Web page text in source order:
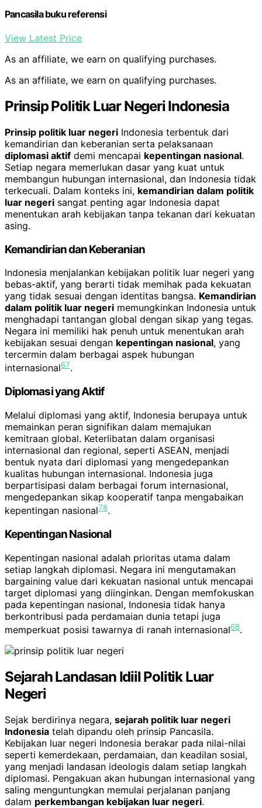
Pancasila buku referensi
View Latest Price
As an affiliate, we earn on qualifying purchases.
As an affiliate, we earn on qualifying purchases.
Prinsip Politik Luar Negeri Indonesia
Prinsip politik luar negeri Indonesia terbentuk dari
kemandirian dan keberanian serta pelaksanaan
diplomasi aktif demi mencapai kepentingan nasional.
Setiap negara memerlukan dasar yang kuat untuk
membangun hubungan internasional, dan Indonesia tidak
terkecuali. Dalam konteks ini, kemandirian dalam politik
luar negeri sangat penting agar Indonesia dapat
menentukan arah kebijakan tanpa tekanan dari kekuatan
asing.
Kemandirian dan Keberanian
Indonesia menjalankan kebijakan politik luar negeri yang
bebas-aktif, yang berarti tidak memihak pada kekuatan
yang tidak sesuai dengan identitas bangsa. Kemandirian
dalam politik luar negeri memungkinkan Indonesia untuk
menghadapi tantangan global dengan sikap yang tegas.
Negara ini memiliki hak penuh untuk menentukan arah
kebijakan sesuai dengan kepentingan nasional, yang
tercermin dalam berbagai aspek hubungan
internasional67.
Diplomasi yang Aktif
Melalui diplomasi yang aktif, Indonesia berupaya untuk
memainkan peran signifikan dalam memajukan
kemitraan global. Keterlibatan dalam organisasi
internasional dan regional, seperti ASEAN, menjadi
bentuk nyata dari diplomasi yang mengedepankan
kualitas hubungan internasional. Indonesia juga
berpartisipasi dalam berbagai forum internasional,
mengedepankan sikap kooperatif tanpa mengabaikan
kepentingan nasional78.
Kepentingan Nasional
Kepentingan nasional adalah prioritas utama dalam
setiap langkah diplomasi. Negara ini mengutamakan
bargaining value dari kekuatan nasional untuk mencapai
target diplomasi yang diinginkan. Dengan memfokuskan
pada kepentingan nasional, Indonesia tidak hanya
berkontribusi pada perdamaian dunia tetapi juga
memperkuat posisi tawarnya di ranah internasional68.
Sejarah Landasan Idiil Politik Luar
Negeri
Sejak berdirinya negara, sejarah politik luar negeri
Indonesia telah dipandu oleh prinsip Pancasila.
Kebijakan luar negeri Indonesia berakar pada nilai-nilai
seperti kemerdekaan, perdamaian, dan keadilan sosial,
yang menjadi landasan ideologis dalam setiap langkah
diplomasi. Pengakuan akan hubungan internasional yang
saling menguntungkan memulai perjalanan panjang
dalam perkembangan kebijakan luar negeri.